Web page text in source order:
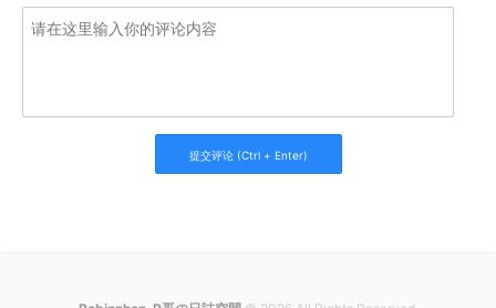
提交评论 (Ctrl + Enter)